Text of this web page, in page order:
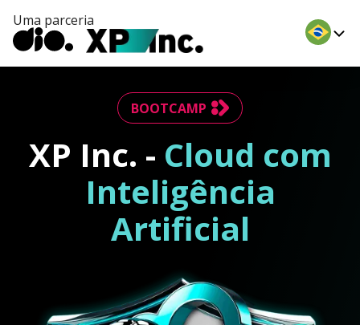
Uma parceria
BOOTCAMP
XP Inc. - Cloud com
Inteligência
Artificial